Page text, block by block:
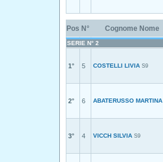
Pos N° Cognome Nome
SERIE N° 2
1° 5 COSTELLI LIVIA S9
2° 6 ABATERUSSO MARTINA
3° 4 VICCH SILVIA S9